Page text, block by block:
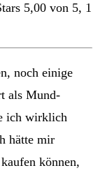
5,00 von 5, 1
noch einige
als Mund-
ich wirklich
hätte mir
können,